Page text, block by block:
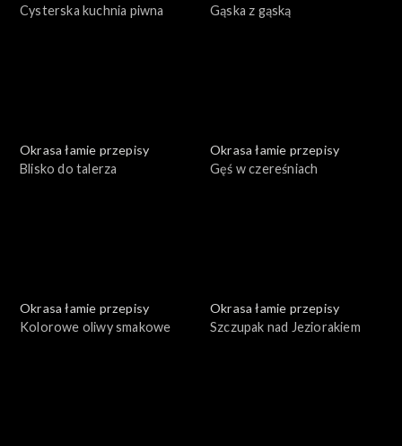
Cysterska kuchnia piwna
Gąska z gąską
Okrasa łamie przepisy
Blisko do talerza
Okrasa łamie przepisy
Gęś w czereśniach
Okrasa łamie przepisy
Kolorowe oliwy smakowe
Okrasa łamie przepisy
Szczupak nad Jeziorakiem